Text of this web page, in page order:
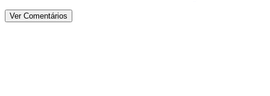
Ver Comentários